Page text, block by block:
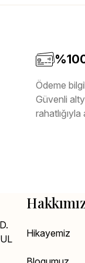
Ödeme
Güvenli
rahatlığıyla
Hikayemiz